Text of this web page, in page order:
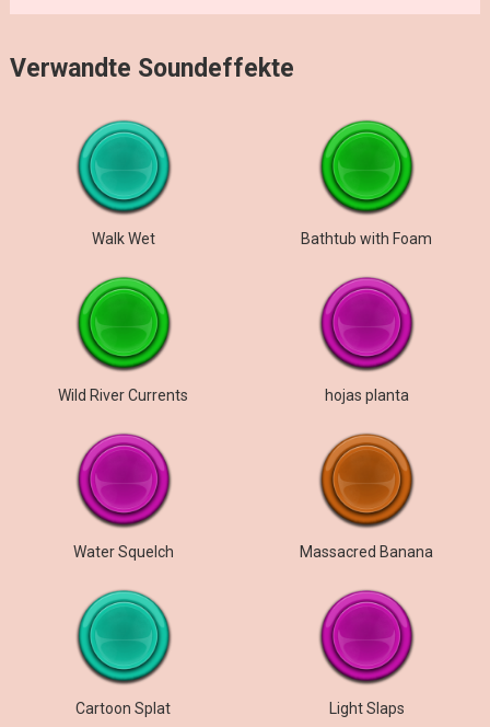
Verwandte Soundeffekte
Walk Wet Bathtub with Foam
Wild River Currents hojas planta
Water Squelch Massacred Banana
Cartoon Splat Light Slaps